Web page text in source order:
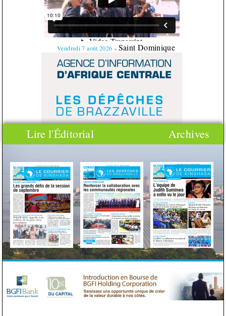
Vendredi 7 août 2026 - Saint Dominique
Lire l'Éditorial Archives